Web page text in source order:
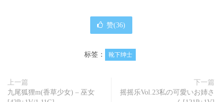
赞(36)
标签： 靴下绅士
上一篇
九尾狐狸m(香草少女) – 巫女
下一篇
摇摇乐Vol.23私の可愛いお姉さ